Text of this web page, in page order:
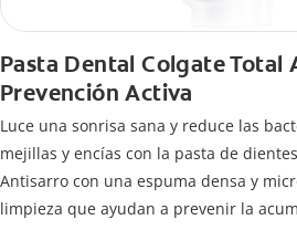
Pasta Dental Colgate Total
Prevención Activa
Luce una sonrisa sana y reduce las
mejillas y encías con la pasta de
Antisarro con una espuma densa y
limpieza que ayudan a prevenir la